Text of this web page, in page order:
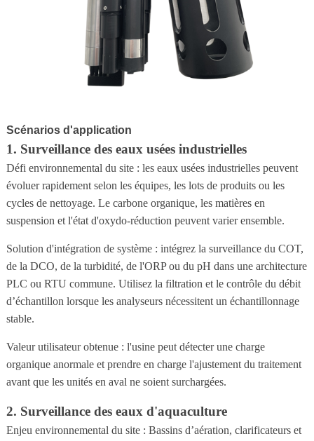
Scénarios d'application
1. Surveillance des eaux usées industrielles
Défi environnemental du site : les eaux usées industrielles peuvent
évoluer rapidement selon les équipes, les lots de produits ou les
cycles de nettoyage. Le carbone organique, les matières en
suspension et l'état d'oxydo-réduction peuvent varier ensemble.
Solution d'intégration de système : intégrez la surveillance du COT,
de la DCO, de la turbidité, de l'ORP ou du pH dans une architecture
PLC ou RTU commune. Utilisez la filtration et le contrôle du débit
d’échantillon lorsque les analyseurs nécessitent un échantillonnage
stable.
Valeur utilisateur obtenue : l'usine peut détecter une charge
organique anormale et prendre en charge l'ajustement du traitement
avant que les unités en aval ne soient surchargées.
2. Surveillance des eaux d'aquaculture
Enjeu environnemental du site : Bassins d’aération, clarificateurs et